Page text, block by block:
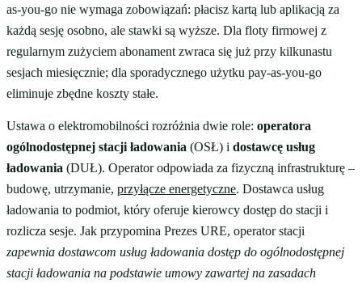
as-you-go nie wymaga zobowiązań: płacisz kartą lub aplikacją za
każdą sesję osobno, ale stawki są wyższe. Dla floty firmowej z
regularnym zużyciem abonament zwraca się już przy kilkunastu
sesjach miesięcznie; dla sporadycznego użytku pay-as-you-go
eliminuje zbędne koszty stałe.
Ustawa o elektromobilności rozróżnia dwie role: operatora
ogólnodostępnej stacji ładowania (OSŁ) i dostawcę usług
ładowania (DUŁ). Operator odpowiada za fizyczną infrastrukturę –
budowę, utrzymanie, przyłącze energetyczne. Dostawca usług
ładowania to podmiot, który oferuje kierowcy dostęp do stacji i
rozlicza sesje. Jak przypomina Prezes URE, operator stacji
zapewnia dostawcom usług ładowania dostęp do ogólnodostępnej
stacji ładowania na podstawie umowy zawartej na zasadach